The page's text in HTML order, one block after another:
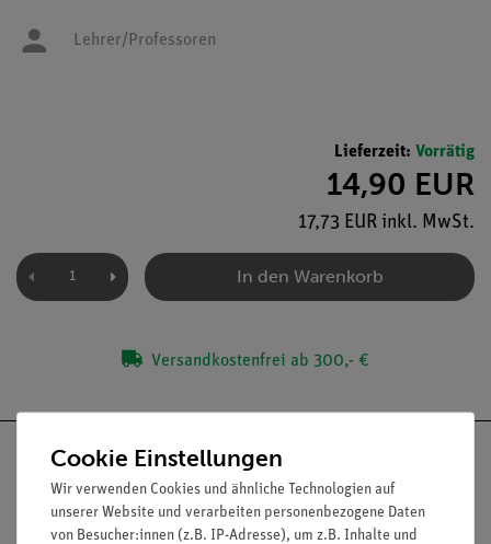
Lehrer/Professoren
Lieferzeit: Vorrätig
14,90 EUR
17,73 EUR inkl. MwSt.
In den Warenkorb
Versandkostenfrei ab 300,- €
Nach oben
Cookie Einstellungen
Wir verwenden Cookies und ähnliche Technologien auf
unserer Website und verarbeiten personenbezogene Daten
von Besucher:innen (z.B. IP-Adresse), um z.B. Inhalte und